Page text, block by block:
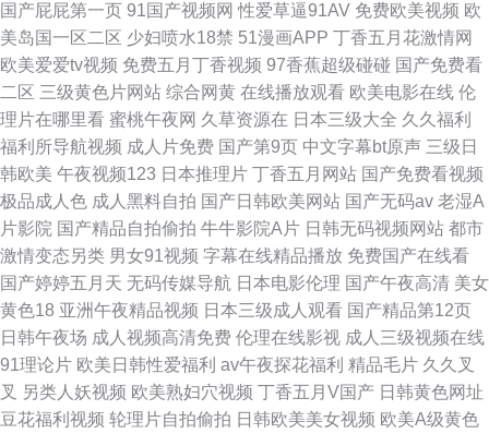
国产屁屁第一页 91国产视频网 性爱草逼91AV 免费欧美视频 欧
美岛国一区二区 少妇喷水18禁 51漫画APP 丁香五月花激情网
欧美爱爱tv视频 免费五月丁香视频 97香蕉超级碰碰 国产免费看
二区 三级黄色片网站 综合网黄 在线播放观看 欧美电影在线 伦
理片在哪里看 蜜桃午夜网 久草资源在 日本三级大全 久久福利
福利所导航视频 成人片免费 国产第9页 中文字幕bt原声 三级日
韩欧美 午夜视频123 日本推理片 丁香五月网站 国产免费看视频
极品成人色 成人黑料自拍 国产日韩欧美网站 国产无码av 老湿A
片影院 国产精品自拍偷拍 牛牛影院A片 日韩无码视频网站 都市
激情变态另类 男女91视频 字幕在线精品播放 免费国产在线看
国产婷婷五月天 无码传媒导航 日本电影伦理 国产午夜高清 美女
黄色18 亚洲午夜精品视频 日本三级成人观看 国产精品第12页
日韩午夜场 成人视频高清免费 伦理在线影视 成人三级视频在线
91理论片 欧美日韩性爱福利 av午夜探花福利 精品毛片 久久叉
叉 另类人妖视频 欧美熟妇穴视频 丁香五月V国产 日韩黄色网址
豆花福利视频 轮理片自拍偷拍 日韩欧美美女视频 欧美A级黄色